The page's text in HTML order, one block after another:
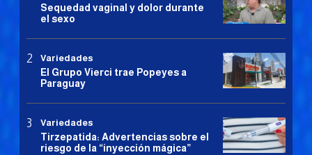
Sequedad vaginal y dolor durante
el sexo
Variedades
El Grupo Vierci trae Popeyes a
Paraguay
Variedades
Tirzepatida: Advertencias sobre el
riesgo de la “inyección mágica”